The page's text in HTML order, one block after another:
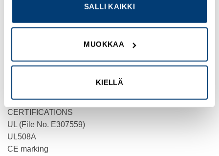
SALLI KAIKKI
MUOKKAA
KIELLÄ
PRODUCT WEIGHT
COMPLIANCES
UL CSA09 (refer to approbation report)
CERTIFICATIONS
UL (File No. E307559)
UL508A
CE marking